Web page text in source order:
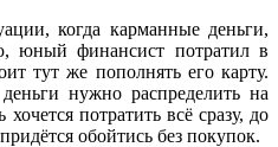
когда карманные деньги,
юный финансист потратил в
тут же пополнять его карту.
нужно распределить на
потратить всё сразу, до
обойтись без покупок.